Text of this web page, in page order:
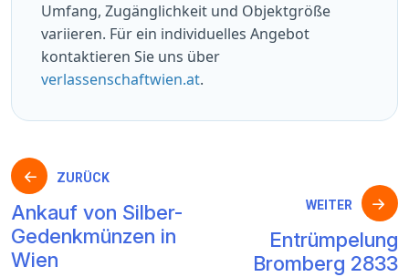
Umfang, Zugänglichkeit und Objektgröße
variieren. Für ein individuelles Angebot
kontaktieren Sie uns über
verlassenschaftwien.at.
Beitragsnavigation
ZURÜCK
Ankauf von Silber-
Gedenkmünzen in
Wien
WEITER
Entrümpelung
Bromberg 2833